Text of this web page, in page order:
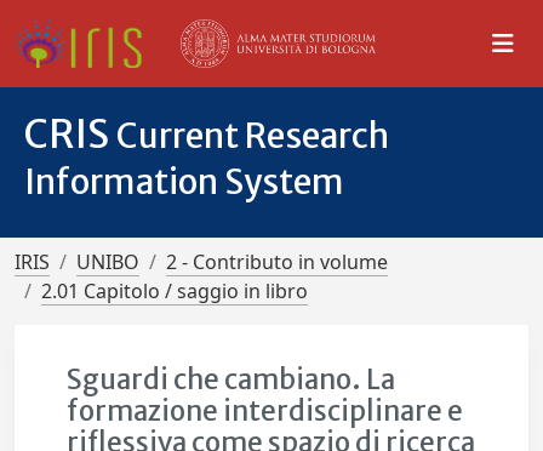
CRIS Current Research
Information System
IRIS UNIBO
2 - Contributo in volume
2.01 Capitolo / saggio in libro
Sguardi che cambiano. La
formazione interdisciplinare e
riflessiva come spazio di ricerca